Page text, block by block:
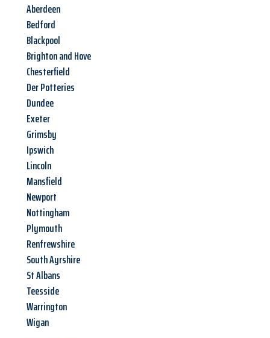
Aberdeen
Bedford
Blackpool
Brighton and Hove
Chesterfield
Der Potteries
Dundee
Exeter
Grimsby
Ipswich
Lincoln
Mansfield
Newport
Nottingham
Plymouth
Renfrewshire
South Ayrshire
St Albans
Teesside
Warrington
Wigan